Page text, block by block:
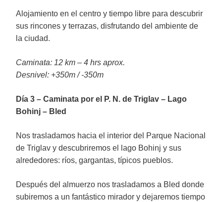
Alojamiento en el centro y tiempo libre para descubrir
sus rincones y terrazas, disfrutando del ambiente de
la ciudad.
Caminata: 12 km – 4 hrs aprox.
Desnivel: +350m / -350m
Día 3 – Caminata por el P. N. de Triglav – Lago
Bohinj – Bled
Nos trasladamos hacia el interior del Parque Nacional
de Triglav y descubriremos el lago Bohinj y sus
alrededores: ríos, gargantas, típicos pueblos.
Después del almuerzo nos trasladamos a Bled donde
subiremos a un fantástico mirador y dejaremos tiempo